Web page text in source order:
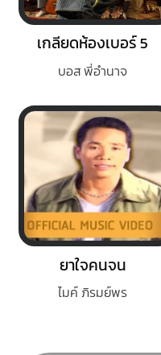
เกลียดห้องเบอร์ 5
บอส พี่อำนาจ
ยาใจคนจน
ไมค์ ภิรมย์พร